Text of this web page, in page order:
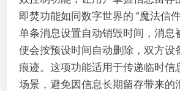
即焚功能如同数字世界的 “魔法信
单条消息设置自动销毁时间，消息
便会按预设时间自动删除，双方设
痕迹。这项功能适用于传递临时信
场景，避免因信息长期留存带来的